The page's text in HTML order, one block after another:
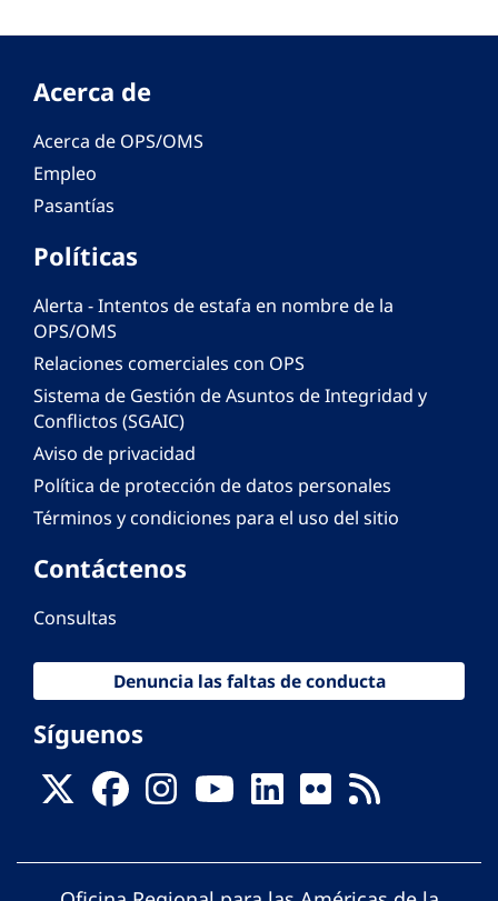
Acerca de
Acerca de OPS/OMS
Empleo
Pasantías
Políticas
Alerta - Intentos de estafa en nombre de la
OPS/OMS
Relaciones comerciales con OPS
Sistema de Gestión de Asuntos de Integridad y
Conflictos (SGAIC)
Aviso de privacidad
Política de protección de datos personales
Términos y condiciones para el uso del sitio
Contáctenos
Consultas
Denuncia las faltas de conducta
Síguenos